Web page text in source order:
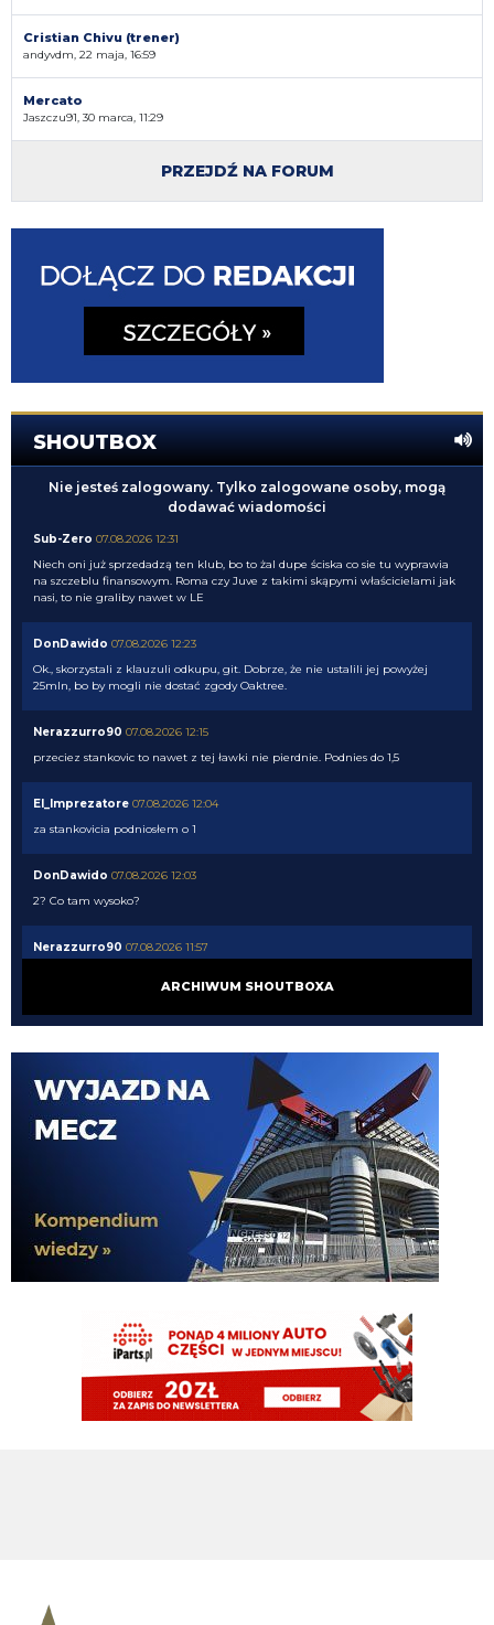
Cristian Chivu (trener)
andyvdm, 22 maja, 16:59
Mercato
Jaszczu91, 30 marca, 11:29
PRZEJDŹ NA FORUM
SHOUTBOX
Nie jesteś zalogowany. Tylko zalogowane osoby, mogą
dodawać wiadomości
Sub-Zero 07.08.2026 12:31
Niech oni już sprzedadzą ten klub, bo to żal dupe ściska co sie tu wyprawia
na szczeblu finansowym. Roma czy Juve z takimi skąpymi właścicielami jak
nasi, to nie graliby nawet w LE
DonDawido 07.08.2026 12:23
Ok., skorzystali z klauzuli odkupu, git. Dobrze, że nie ustalili jej powyżej
25mln, bo by mogli nie dostać zgody Oaktree.
Nerazzurro90 07.08.2026 12:15
przeciez stankovic to nawet z tej ławki nie pierdnie. Podnies do 1,5
El_Imprezatore 07.08.2026 12:04
za stankovicia podniosłem o 1
DonDawido 07.08.2026 12:03
2? Co tam wysoko?
Nerazzurro90 07.08.2026 11:57
Nerazzurro90 07.08.2026 11:57
martins2000 07.08.2026 11:57
https://pbs.twimg.com/media/HPEcGmNWoAABFvw?
format=jpg&name=large
07.08.2026 11:54
Nerazzurro90
07.08.2026 11:54
Inter chce 30 baniek za Frattesiego czy oni są normalni?
07.08.2026 11:53
Fcinter bez cny bedzie lepszym portalem nie oszukujmy siem
07.08.2026 11:52
1-10 poproszę.
Adriano_forever
ARCHIWUM SHOUTBOXA